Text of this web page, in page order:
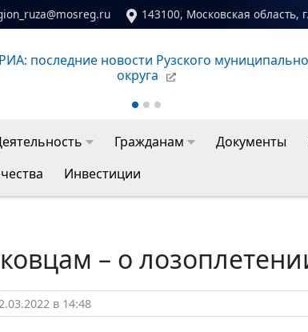
143100, Московская область,
последние новости Рузского
округа
Гражданам Документы
Инвестиции
– о
в 14:48